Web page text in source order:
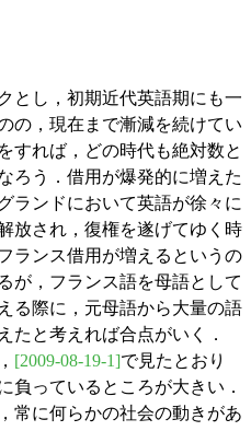
とし，初期近代英語期にも一
の，現在まで漸減を続けてい
すれば，どの時代も絶対数と
ろう．借用が爆発的に増えた
ランドにおいて英語が徐々に
放され，復権を遂げてゆく時
ランス借用が増えるというの
が，フランス語を母語として
る際に，元母語から大量の語
たと考えれば合点がいく．
[2009-08-19-1]で見たとおり
負っているところが大きい．
常に何らかの社会の動きがあ